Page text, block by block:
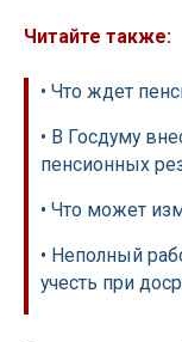
Читайте также:
• Что ждет
• В Госдуму
пенсионных
• Что может
• Неполный
учесть при